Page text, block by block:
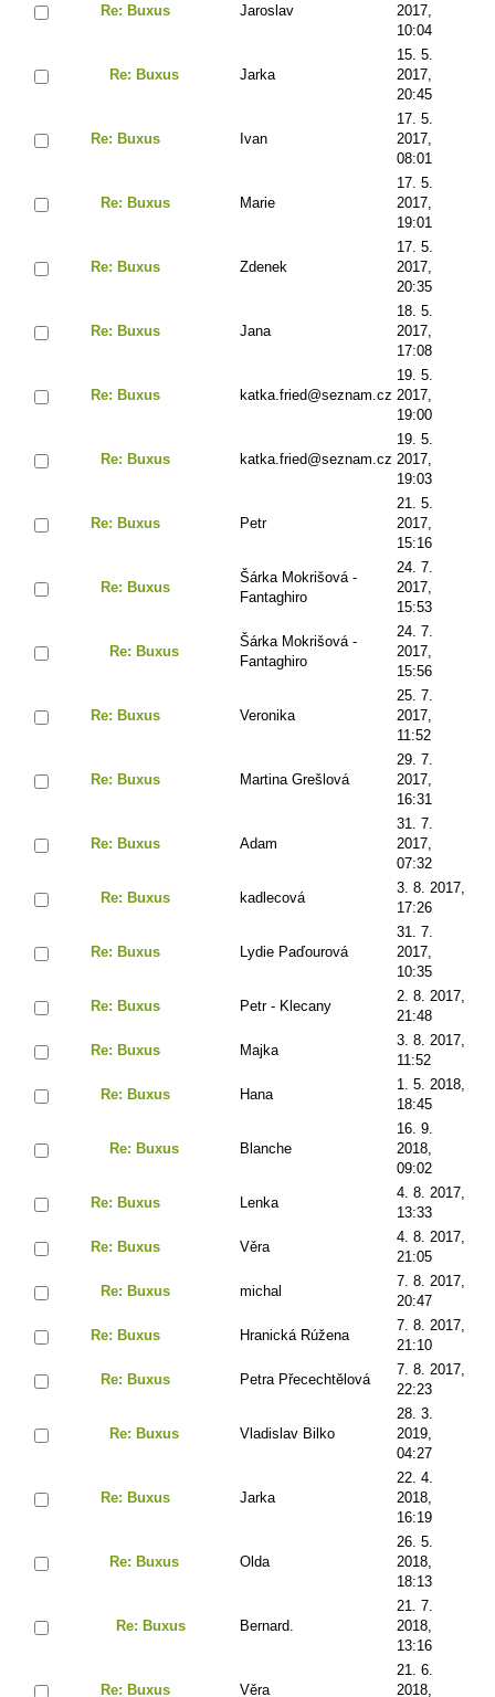
Re: Buxus Jaroslav
2017,
10:04
Re: Buxus Jarka
15. 5.
2017,
20:45
Re: Buxus Ivan
17. 5.
2017,
08:01
Re: Buxus Marie
17. 5.
2017,
19:01
Re: Buxus Zdenek
17. 5.
2017,
20:35
Re: Buxus Jana
18. 5.
2017,
17:08
Re: Buxus katka.fried@seznam.cz
19. 5.
2017,
19:00
Re: Buxus katka.fried@seznam.cz
19. 5.
2017,
19:03
Re: Buxus Petr
21. 5.
2017,
15:16
Re: Buxus
Šárka Mokrišová -
Fantaghiro
24. 7.
2017,
15:53
Re: Buxus
Šárka Mokrišová -
Fantaghiro
24. 7.
2017,
15:56
Re: Buxus Veronika
25. 7.
2017,
11:52
Re: Buxus Martina Grešlová
29. 7.
2017,
16:31
Re: Buxus Adam
31. 7.
2017,
07:32
Re: Buxus kadlecová
3. 8. 2017,
17:26
Re: Buxus Lydie Paďourová
31. 7.
2017,
10:35
Re: Buxus Petr - Klecany
2. 8. 2017,
21:48
Re: Buxus Majka
3. 8. 2017,
11:52
Re: Buxus Hana
1. 5. 2018,
18:45
Re: Buxus Blanche
16. 9.
2018,
09:02
Re: Buxus Lenka
4. 8. 2017,
13:33
Re: Buxus Věra
4. 8. 2017,
21:05
Re: Buxus michal
7. 8. 2017,
20:47
Re: Buxus Hranická Rúžena
7. 8. 2017,
21:10
Re: Buxus Petra Přecechtělová
7. 8. 2017,
22:23
Re: Buxus Vladislav Bilko
28. 3.
2019,
04:27
Re: Buxus Jarka
22. 4.
2018,
16:19
Re: Buxus Olda
26. 5.
2018,
18:13
Re: Buxus Bernard.
21. 7.
2018,
13:16
Re: Buxus Věra
21. 6.
2018,